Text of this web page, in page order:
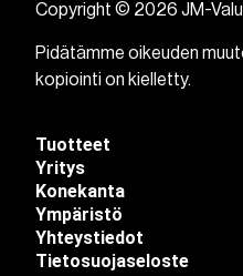
Copyright © 2026 JM-Valu
Pidätämme oikeuden
kopiointi on kielletty.
Tuotteet
Yritys
Konekanta
Ympäristö
Yhteystiedot
Tietosuojaseloste